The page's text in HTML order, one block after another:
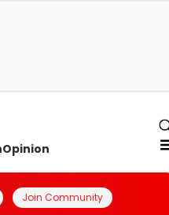
Opinion
Join Community